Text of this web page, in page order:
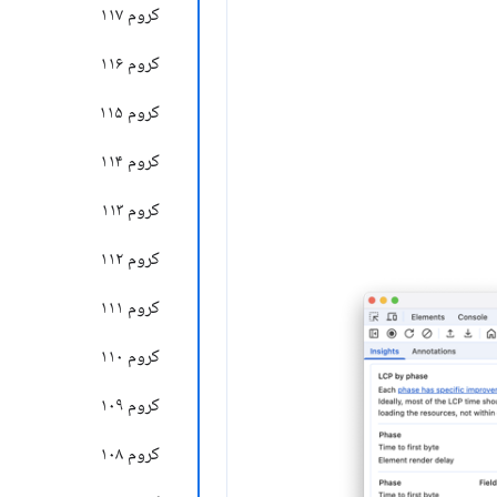
کروم ۱۱۷
کروم ۱۱۶
کروم ۱۱۵
کروم ۱۱۴
کروم ۱۱۳
کروم ۱۱۲
کروم ۱۱۱
کروم ۱۱۰
کروم ۱۰۹
کروم ۱۰۸